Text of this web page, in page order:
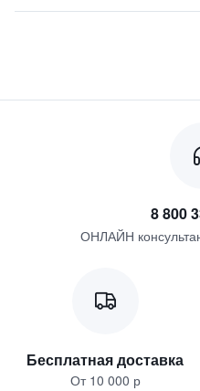
8 800
ОНЛАЙН
Бесплатная доставка
От 10 000 р